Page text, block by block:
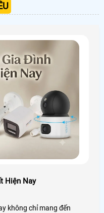
Hiện Nay
không chỉ mang đến